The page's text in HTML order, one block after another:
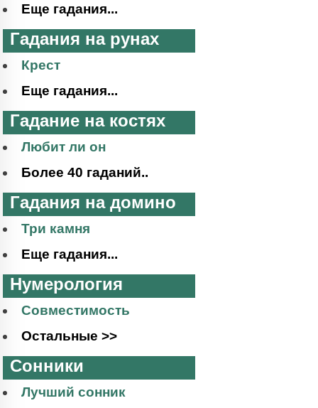
Еще гадания...
Гадания на рунах
Крест
Еще гадания...
Гадание на костях
Любит ли он
Более 40 гаданий..
Гадания на домино
Три камня
Еще гадания...
Нумерология
Совместимость
Остальные >>
Сонники
Лучший сонник